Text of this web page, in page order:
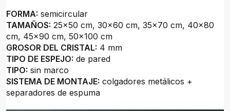
FORMA: semicircular
TAMAÑOS: 25x50 cm, 30x60 cm, 35x70 cm, 40x80
cm, 45x90 cm, 50x100 cm
GROSOR DEL CRISTAL: 4 mm
TIPO DE ESPEJO: de pared
TIPO: sin marco
SISTEMA DE MONTAJE: colgadores metálicos +
separadores de espuma